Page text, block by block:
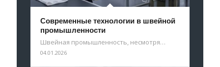
Современные технологии в швейной
промышленности
Швейная промышленность, несмотря…
04.01.2026